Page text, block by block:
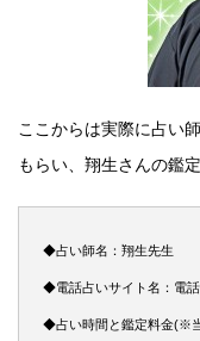
ここからは実際に占い
もらい、翔生さんの鑑
◆占い師名：翔生先生
◆電話占いサイト名：電
◆占い時間と鑑定料金(※